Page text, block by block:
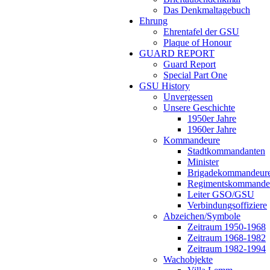
Das Denkmaltagebuch
Ehrung
Ehrentafel der GSU
Plaque of Honour
GUARD REPORT
Guard Report
Special Part One
GSU History
Unvergessen
Unsere Geschichte
1950er Jahre
1960er Jahre
Kommandeure
Stadtkommandanten
Minister
Leiter GSO/GSU
Verbindungsoffiziere
Abzeichen/Symbole
Zeitraum 1950-1968
Zeitraum 1968-1982
Zeitraum 1982-1994
Wachobjekte